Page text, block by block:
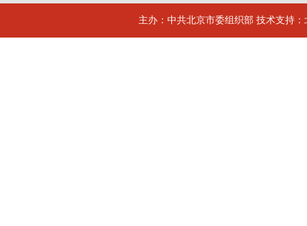
主办：中共北京市委组织部 技术支持